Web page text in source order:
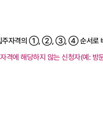
입주자격의 ①, ②, ③, ④ 순서로
격에 해당하지 않는 신청자(예: 방